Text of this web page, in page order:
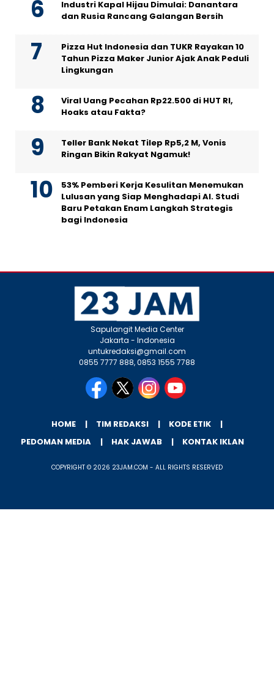
Industri Kapal Hijau Dimulai: Danantara
dan Rusia Rancang Galangan Bersih
Pizza Hut Indonesia dan TUKR Rayakan 10
Tahun Pizza Maker Junior Ajak Anak Peduli
Lingkungan
Viral Uang Pecahan Rp22.500 di HUT RI,
Hoaks atau Fakta?
Teller Bank Nekat Tilep Rp5,2 M, Vonis
Ringan Bikin Rakyat Ngamuk!
53% Pemberi Kerja Kesulitan Menemukan
Lulusan yang Siap Menghadapi AI. Studi
Baru Petakan Enam Langkah Strategis
bagi Indonesia
Sapulangit Media Center
Jakarta - Indonesia
untukredaksi@gmail.com
0855 7777 888, 0853 1555 7788
HOME TIM REDAKSI
KODE ETIK
PEDOMAN MEDIA
HAK JAWAB KONTAK IKLAN
COPYRIGHT © 2026 23JAM.COM - ALL RIGHTS RESERVED